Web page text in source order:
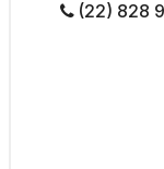
(22) 828